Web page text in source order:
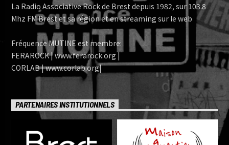
La Radio Associative Rock de Brest depuis 1982, sur 103.8
Mhz FM Brest et sa région et en streaming sur le web
Fréquence MUTINE est membre:
FERAROCK | www.ferarock.org |
CORLAB | www.corlab.org|
PARTENAIRES INSTITUTIONNELS